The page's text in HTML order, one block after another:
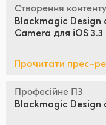
Mexico
New Zealand
Створення
Blackmagic Design
Camera для iOS 3.3
Прочитати прес-
Професійне ПЗ
Blackmagic Design